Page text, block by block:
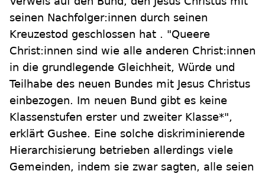
seinen Nachfolger:innen durch seinen
Kreuzestod geschlossen hat . "Queere
Christ:innen sind wie alle anderen Christ:innen
in die grundlegende Gleichheit, Würde und
Teilhabe des neuen Bundes mit Jesus Christus
einbezogen. Im neuen Bund gibt es keine
Klassenstufen erster und zweiter Klasse*",
erklärt Gushee. Eine solche diskriminierende
Hierarchisierung betrieben allerdings viele
Gemeinden, indem sie zwar sagten, alle seien